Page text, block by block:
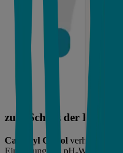
zum Schutz der Formel
Caprylyl Glycol verhindert
Einstellung des pH-Wertes im